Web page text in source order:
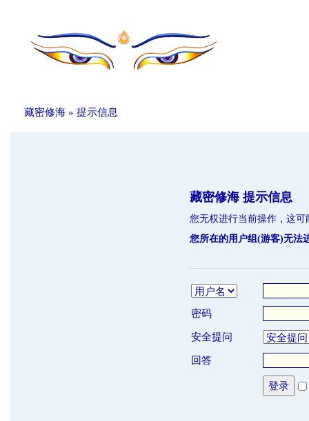
藏密修海» 提示信息
藏密修海 提示信息
您无权进行当前操作，这
您所在的用户组(游客)无法
密码
安全提问
回答
登录